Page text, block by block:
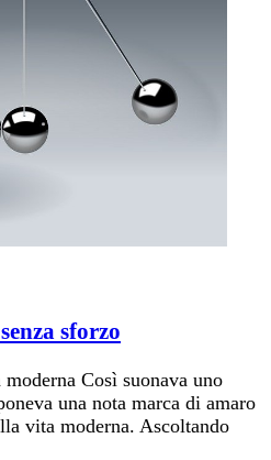
sforzo
Così suonava uno
una nota marca di amaro
vita moderna. Ascoltando